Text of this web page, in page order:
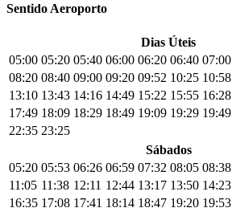
Sentido Aeroporto
Dias Úteis
05:00 05:20 05:40 06:00 06:20 06:40 07:00
08:20 08:40 09:00 09:20 09:52 10:25 10:58
13:10 13:43 14:16 14:49 15:22 15:55 16:28
17:49 18:09 18:29 18:49 19:09 19:29 19:49
22:35 23:25
Sábados
05:20 05:53 06:26 06:59 07:32 08:05 08:38
11:05 11:38 12:11 12:44 13:17 13:50 14:23
16:35 17:08 17:41 18:14 18:47 19:20 19:53